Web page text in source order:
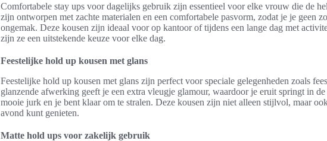
Comfortabele stay ups voor dagelijks gebruik zijn essentieel voor elke vrouw die de
zijn ontworpen met zachte materialen en een comfortabele pasvorm, zodat je je geen
ongemak. Deze kousen zijn ideaal voor op kantoor of tijdens een lange dag met
zijn ze een uitstekende keuze voor elke dag.
Feestelijke hold up kousen met glans
Feestelijke hold up kousen met glans zijn perfect voor speciale gelegenheden zoals
glanzende afwerking geeft je een extra vleugje glamour, waardoor je eruit springt in
mooie jurk en je bent klaar om te stralen. Deze kousen zijn niet alleen stijlvol, maar
avond kunt genieten.
Matte hold ups voor zakelijk gebruik